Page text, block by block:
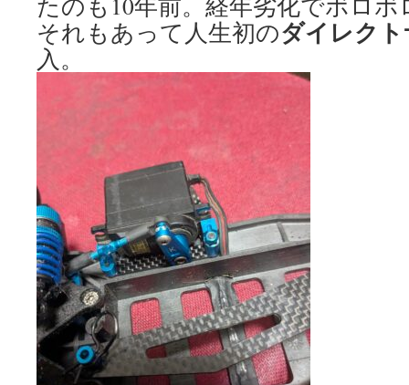
それもあって人生初のダイレク
入。